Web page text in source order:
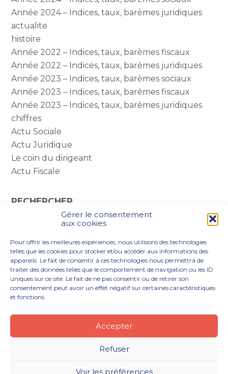
Gérer le consentement
aux cookies
Pour offrir les meilleures expériences, nous utilisons des technologies
telles que les cookies pour stocker et/ou accéder aux informations des
appareils. Le fait de consentir à ces technologies nous permettra de
traiter des données telles que le comportement de navigation ou les ID
uniques sur ce site. Le fait de ne pas consentir ou de retirer son
consentement peut avoir un effet négatif sur certaines caractéristiques
et fonctions.
Accepter
Refuser
Voir les préférences
Année 2024 – Indices, taux, barèmes juridiques
actualite
histoire
Année 2022 – Indices, taux, barèmes fiscaux
Année 2022 – Indices, taux, barèmes juridiques
Année 2023 – Indices, taux, barèmes sociaux
Année 2023 – Indices, taux, barèmes fiscaux
Année 2023 – Indices, taux, barèmes juridiques
chiffres
Actu Sociale
Actu Juridique
Le coin du dirigeant
Actu Fiscale
RECHERCHER
Rechercher :
Principale
NOS OUTILS DIGITAUX
NOTRE CABINET
NOUS REJOINDRE
ACTUALITÉS CONTACT
MENTIONS LÉGALES